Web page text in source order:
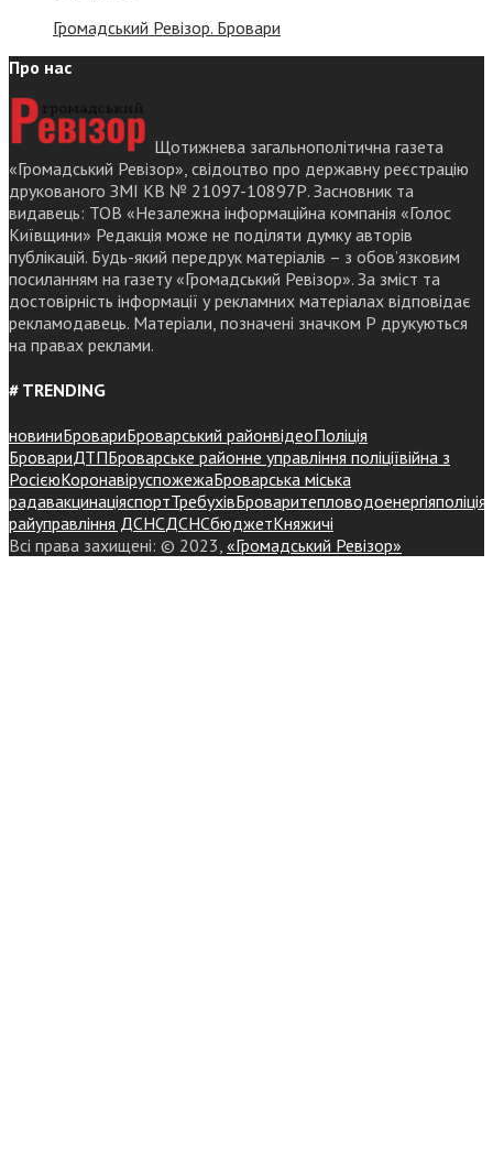
Громадський Ревізор. Бровари
Про нас
Щотижнева загальнополітична газета
«Громадський Ревізор», свідоцтво про державну реєстрацію
друкованого ЗМІ КВ № 21097-10897Р. Засновник та
видавець: ТОВ «Незалежна інформаційна компанія «Голос
Київщини» Редакція може не поділяти думку авторів
публікацій. Будь-який передрук матеріалів – з обов’язковим
посиланням на газету «Громадський Ревізор». За зміст та
достовірність інформації у рекламних матеріалах відповідає
рекламодавець. Матеріали, позначені значком Р друкуються
на правах реклами.
# TRENDING
новиниБровариБроварський районвідеоПоліція
БровариДТПБроварське районне управління поліціївійна з
РосієюКоронавіруспожежаБроварська міська
радавакцинаціяспортТребухівБроваритепловодоенергіяполіція
райуправління ДСНСДСНСбюджетКняжичі
Всі права захищені: © 2023, «Громадський Ревізор»